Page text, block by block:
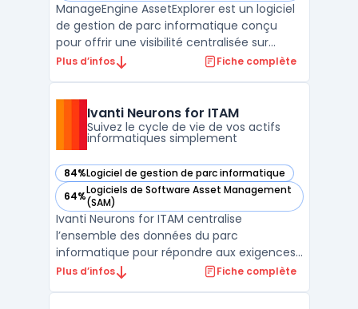
ManageEngine AssetExplorer est un logiciel
de gestion de parc informatique conçu
pour offrir une visibilité centralisée sur
l’ensemble des actifs informatiques et non
besoin concerne les équipes en charge du
suivi pré ...
Plus d’infos Fiche complète
Ivanti Neurons for ITAM
Suivez le cycle de vie de vos actifs
informatiques simplement
84%Logiciel de gestion de parc informatique
— voir Ivanti Neurons for ITAM dans cette catégorie
64%Logiciels de Software Asset Management
(SAM)
— voir Ivanti Neurons for ITAM dans cette catégorie
Ivanti Neurons for ITAM centralise
l’ensemble des données du parc
informatique pour répondre aux exigences
de gestion des actifs informatiques dans
Plus d’infos Fiche complète